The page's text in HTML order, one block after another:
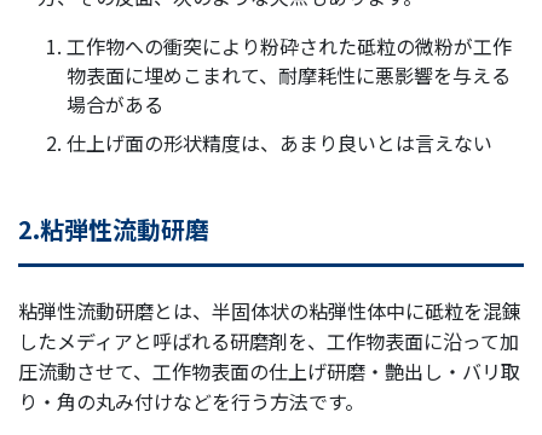
工作物への衝突により粉砕された砥粒の微粉が工作
物表面に埋めこまれて、耐摩耗性に悪影響を与える
場合がある
仕上げ面の形状精度は、あまり良いとは言えない
2.粘弾性流動研磨
粘弾性流動研磨とは、半固体状の粘弾性体中に砥粒を混錬
したメディアと呼ばれる研磨剤を、工作物表面に沿って加
圧流動させて、工作物表面の仕上げ研磨・艶出し・バリ取
り・角の丸み付けなどを行う方法です。